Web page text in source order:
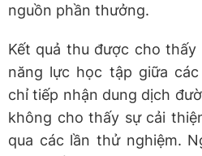
nguồn phần thưởng.
Kết quả thu được cho
năng lực học tập giữa
chỉ tiếp nhận dung dịch
không cho thấy sự cải
qua các lần thử nghiệm.